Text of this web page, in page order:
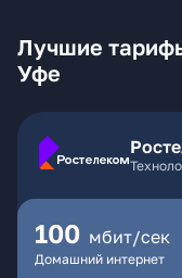
Лучшие
Уфе
100 мбит/сек
Домашний интернет